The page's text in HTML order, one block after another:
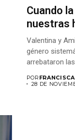
Cuando
nuestras
Valentina y
género
arrebataron
POR
28 DE